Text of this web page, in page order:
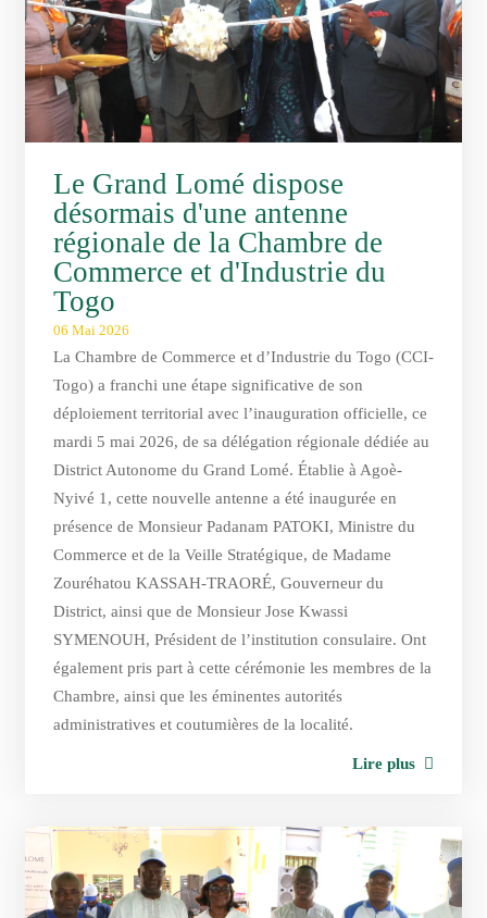
Le Grand Lomé dispose
désormais d'une antenne
régionale de la Chambre de
Commerce et d'Industrie du
Togo
06 Mai 2026
La Chambre de Commerce et d’Industrie du Togo (CCI-
Togo) a franchi une étape significative de son
déploiement territorial avec l’inauguration officielle, ce
mardi 5 mai 2026, de sa délégation régionale dédiée au
District Autonome du Grand Lomé. Établie à Agoè-
Nyivé 1, cette nouvelle antenne a été inaugurée en
présence de Monsieur Padanam PATOKI, Ministre du
Commerce et de la Veille Stratégique, de Madame
Zouréhatou KASSAH-TRAORÉ, Gouverneur du
District, ainsi que de Monsieur Jose Kwassi
SYMENOUH, Président de l’institution consulaire. Ont
également pris part à cette cérémonie les membres de la
Chambre, ainsi que les éminentes autorités
administratives et coutumières de la localité.
Lire plus